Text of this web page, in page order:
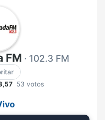
FM · 102.3 FM
53 votos